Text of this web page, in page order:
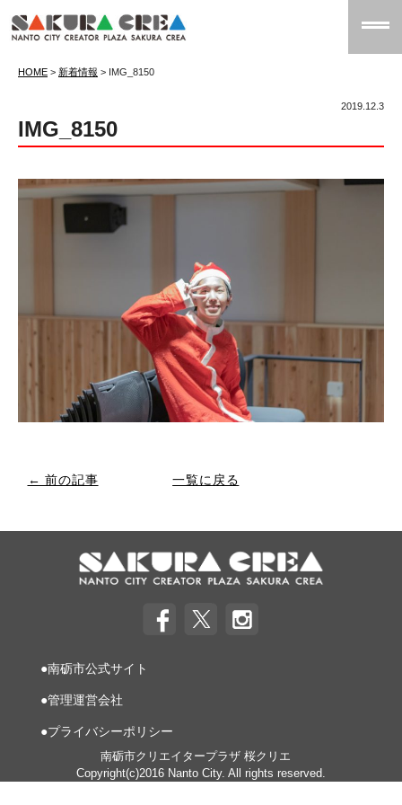
HOME > 新着情報 > IMG_8150
2019.12.3
IMG_8150
← 前の記事 一覧に戻る
●南砺市公式サイト
●管理運営会社
●プライバシーポリシー
南砺市クリエイタープラザ 桜クリエ
Copyright(c)2016 Nanto City. All rights reserved.